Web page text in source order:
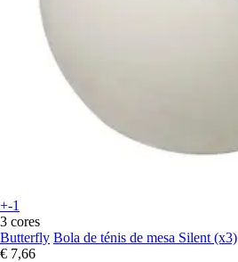
+-1
3 cores
Butterfly Bola de ténis de mesa Silent (x3)
€ 7,66